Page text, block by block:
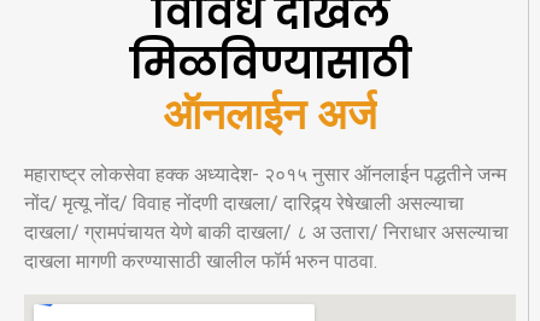
विविध दाखले
मिळविण्यासाठी
ऑनलाईन अर्ज
महाराष्ट्र लोकसेवा हक्क अध्यादेश- २०१५ नुसार ऑनलाईन पद्धतीने जन्म
नोंद/ मृत्यू नोंद/ विवाह नोंदणी दाखला/ दारिद्र्य रेषेखाली असल्याचा
दाखला/ ग्रामपंचायत येणे बाकी दाखला/ ८ अ उतारा/ निराधार असल्याचा
दाखला मागणी करण्यासाठी खालील फॉर्म भरुन पाठवा.